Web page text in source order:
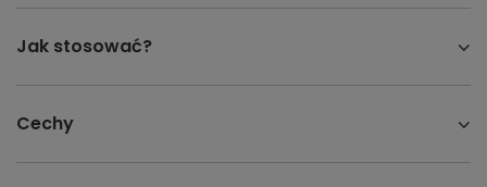
Jak stosować?
Cechy